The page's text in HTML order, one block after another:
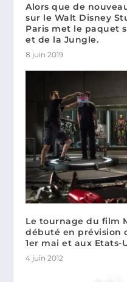
Alors que de
sur le Walt Disney
Paris met le paquet
et de la Jungle.
8 juin 2019
Le tournage du film
débuté en prévision
1er mai et aux Etats-
4 juin 2012